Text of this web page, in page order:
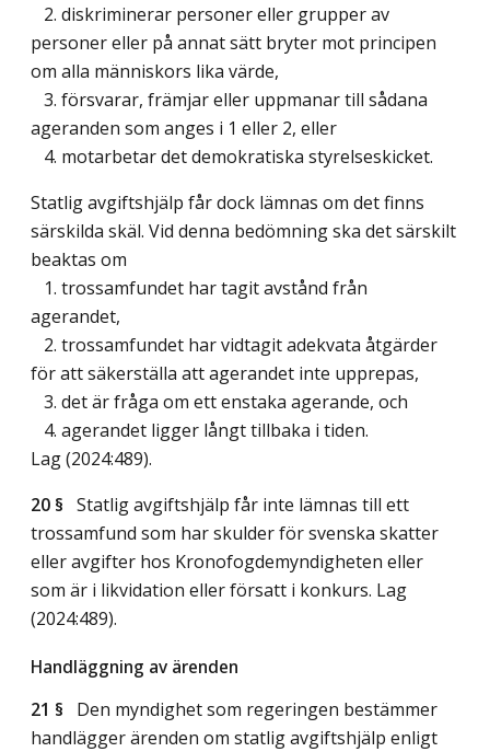
2. diskriminerar personer eller grupper av
personer eller på annat sätt bryter mot principen
om alla människors lika värde,
3. försvarar, främjar eller uppmanar till sådana
ageranden som anges i 1 eller 2, eller
4. motarbetar det demokratiska styrelseskicket.
Statlig avgiftshjälp får dock lämnas om det finns
särskilda skäl. Vid denna bedömning ska det särskilt
beaktas om
1. trossamfundet har tagit avstånd från
agerandet,
2. trossamfundet har vidtagit adekvata åtgärder
för att säkerställa att agerandet inte upprepas,
3. det är fråga om ett enstaka agerande, och
4. agerandet ligger långt tillbaka i tiden.
Lag (2024:489).
20 § Statlig avgiftshjälp får inte lämnas till ett
trossamfund som har skulder för svenska skatter
eller avgifter hos Kronofogdemyndigheten eller
som är i likvidation eller försatt i konkurs. Lag
(2024:489).
Handläggning av ärenden
21 § Den myndighet som regeringen bestämmer
handlägger ärenden om statlig avgiftshjälp enligt